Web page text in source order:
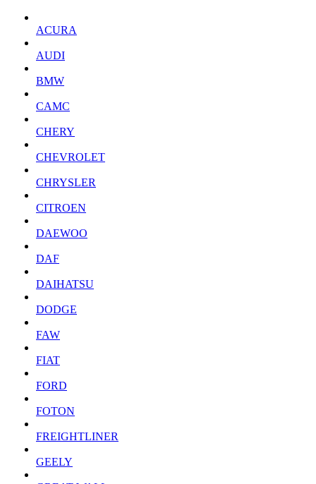
ACURA
AUDI
BMW
CAMC
CHERY
CHEVROLET
CHRYSLER
CITROEN
DAEWOO
DAF
DAIHATSU
DODGE
FAW
FIAT
FORD
FOTON
FREIGHTLINER
GEELY